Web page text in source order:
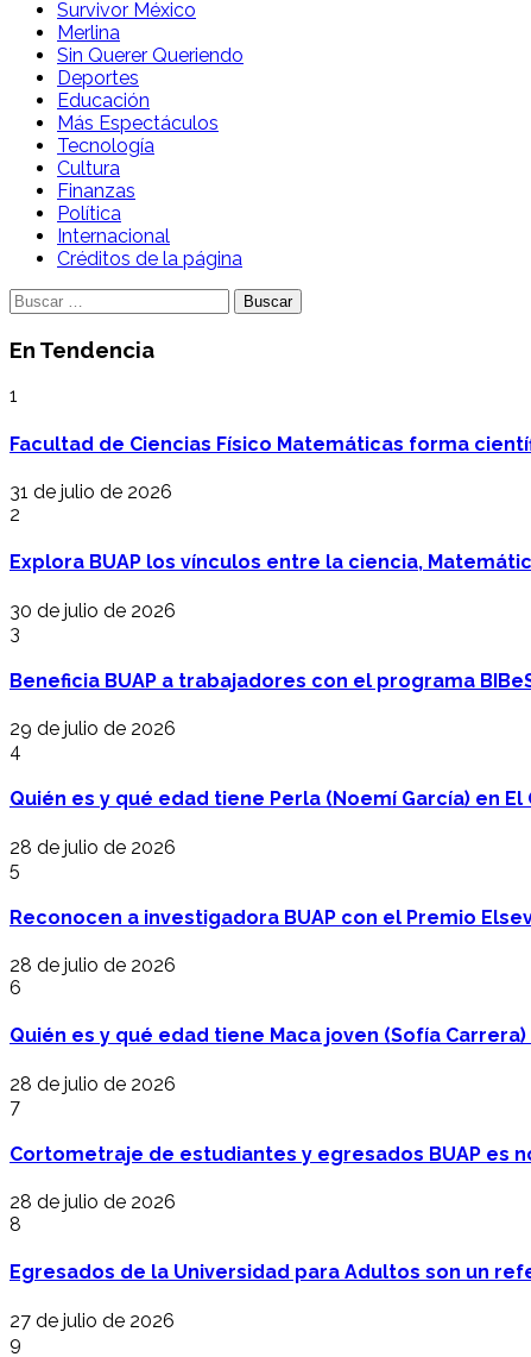
Survivor México
Merlina
Sin Querer Queriendo
Deportes
Educación
Más Espectáculos
Tecnología
Cultura
Finanzas
Política
Internacional
Créditos de la página
Buscar:
En Tendencia
1
Facultad de Ciencias Físico Matemáticas forma
31 de julio de 2026
2
Explora BUAP los vínculos entre la ciencia,
30 de julio de 2026
3
Beneficia BUAP a trabajadores con el programa
29 de julio de 2026
4
Quién es y qué edad tiene Perla (Noemí García) en
28 de julio de 2026
5
Reconocen a investigadora BUAP con el Premio
28 de julio de 2026
6
Quién es y qué edad tiene Maca joven (Sofía
28 de julio de 2026
7
Cortometraje de estudiantes y egresados BUAP es
28 de julio de 2026
8
Egresados de la Universidad para Adultos son un
27 de julio de 2026
9